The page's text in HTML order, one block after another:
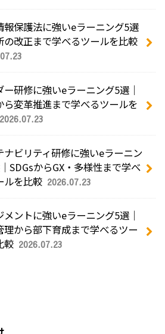
報保護法に強いeラーニング5選
の改正まで学べるツールを比較
ー研修に強いeラーニング5選｜
ら変革推進まで学べるツールを
2026.07.23
ナビリティ研修に強いeラーニン
SDGsからGX・多様性まで学べ
ルを比較 2026.07.23
メントに強いeラーニング5選｜
理から部下育成まで学べるツー
較 2026.07.23